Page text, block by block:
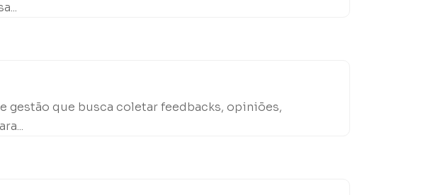
gestão que busca coletar feedbacks, opiniões,